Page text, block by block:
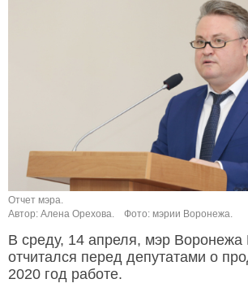
Отчет мэра.
Автор: Алена Орехова.
Фото: мэрии Воронежа.
В среду, 14 апреля, мэр Воронежа
отчитался перед депутатами о
2020 год работе.